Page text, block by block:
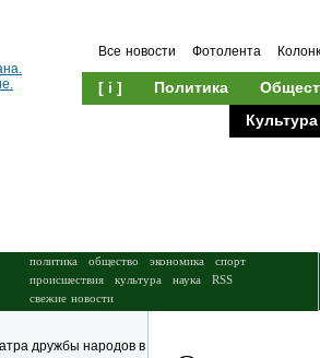
Все новости Фотолента
[ i ] Политика
Культура
политика общество экономика
спорт
происшествия
культура наука
RSS
свежие новости